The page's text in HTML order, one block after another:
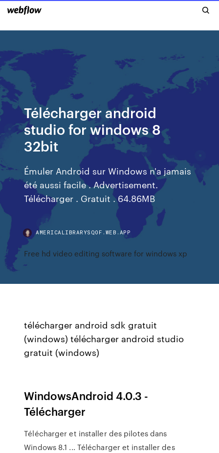
Télécharger android
studio for windows 8
32bit
Émuler Android sur Windows n'a jamais
été aussi facile . Advertisement.
Télécharger . Gratuit . 64.86MB
AMERICALIBRARYSQOF.WEB.APP
Free hd video editing software for windows xp
télécharger android sdk gratuit
(windows) télécharger android studio
gratuit (windows)
WindowsAndroid 4.0.3 -
Télécharger
Télécharger et installer des pilotes dans
Windows 8.1 ... Télécharger et installer des